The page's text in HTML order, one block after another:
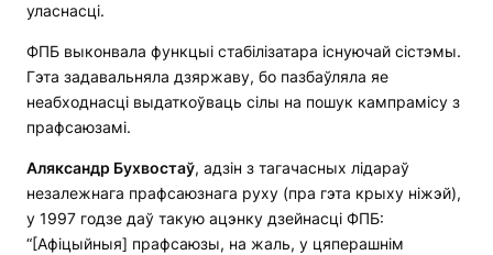
уласнасці.
ФПБ выконвала функцыі стабілізатара існуючай сістэмы.
Гэта задавальняла дзяржаву, бо пазбаўляла яе
неабходнасці выдаткоўваць сілы на пошук кампрамісу з
прафсаюзамі.
Аляксандр Бухвостаў, адзін з тагачасных лідараў
незалежнага прафсаюзнага руху (пра гэта крыху ніжэй),
у 1997 годзе даў такую ацэнку дзейнасці ФПБ:
“[Афіцыйныя] прафсаюзы, на жаль, у цяперашнім